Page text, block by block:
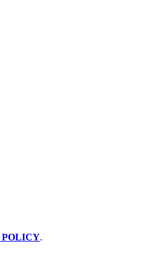
POLICY.